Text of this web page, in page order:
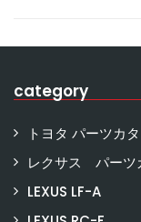
category
トヨタ パーツカ
レクサス パーツ
LEXUS LF-A